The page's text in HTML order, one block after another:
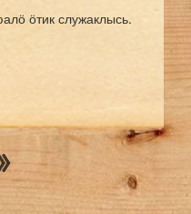
ӧтик служаклысь.
тӧдӧ, сэтчӧ шыасьлы
и сельхозотдел ОЗУ.
Кодань дядь порог
кӧсъям лӧсьӧдны